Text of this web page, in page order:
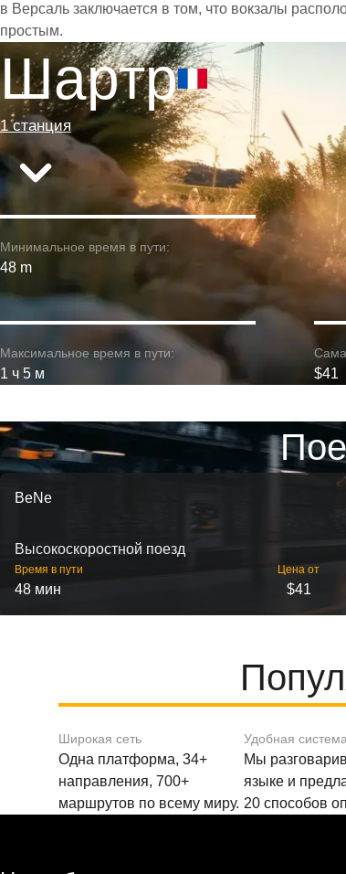
в Версаль заключается в том, что вокзалы
простым.
Шартр
1 станция
Минимальное время в пути:
48 m
Максимальное время в пути:
1 ч 5 м $41
BeNe
Высокоскоростной поезд
Время в пути
48 мин
Цена от
$41
Широкая сеть
Одна платформа, 34+
направления, 700+
маршрутов по всему миру.
Удобная
Мы
языке и
20 способов